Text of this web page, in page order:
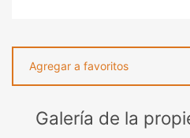
Agregar a favoritos
Galería de la